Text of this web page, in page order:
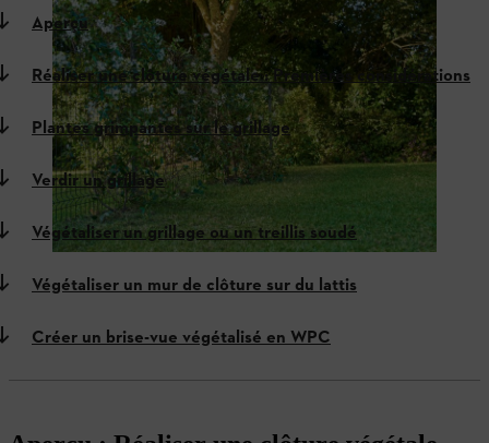
Aperçu
Réaliser une clôture végétale : Premières considérations
Plantes grimpantes sur le grillage
Verdir un grillage
Végétaliser un grillage ou un treillis soudé
Végétaliser un mur de clôture sur du lattis
Créer un brise-vue végétalisé en WPC